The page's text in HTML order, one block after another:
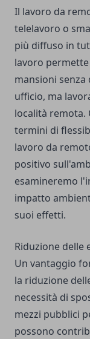
Il lavoro da
telelavoro o
più diffuso in
lavoro
mansioni
ufficio, ma
località remota.
termini di
lavoro da
positivo
esamineremo
impatto
suoi effetti.
Riduzione delle
Un vantaggio
la riduzione
necessità di
mezzi pubblici
possono